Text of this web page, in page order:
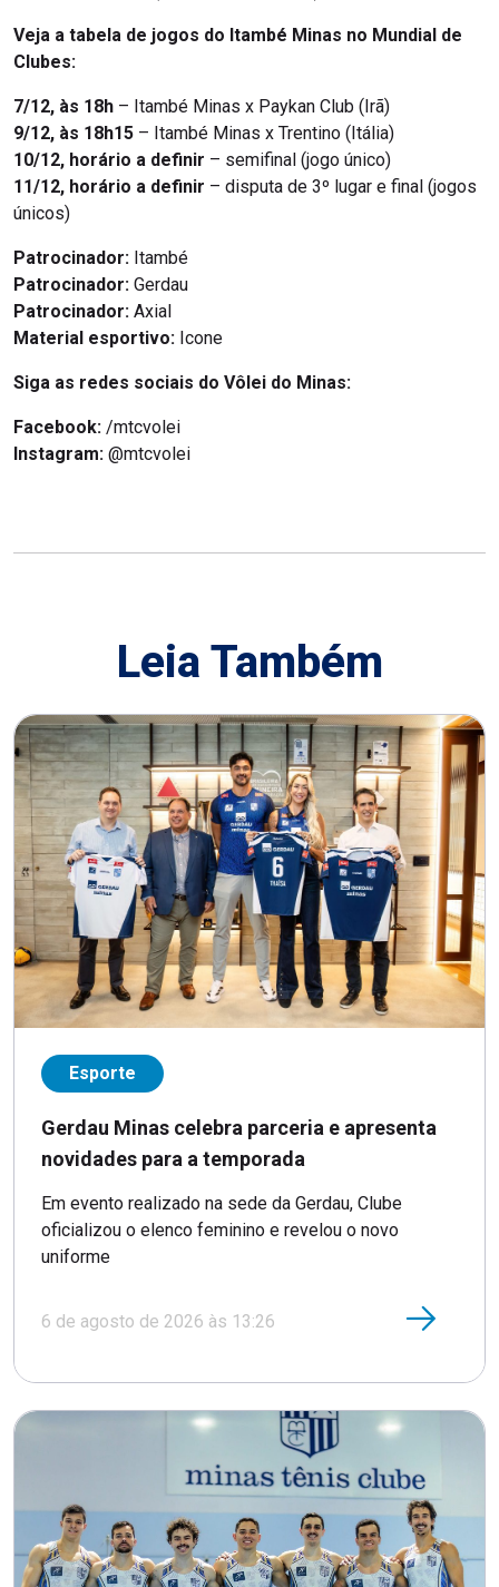
Veja a tabela de jogos do Itambé Minas no Mundial de
Clubes:
7/12, às 18h – Itambé Minas x Paykan Club (Irã)
9/12, às 18h15 – Itambé Minas x Trentino (Itália)
10/12, horário a definir – semifinal (jogo único)
11/12, horário a definir – disputa de 3º lugar e final (jogos
únicos)
Patrocinador: Itambé
Patrocinador: Gerdau
Patrocinador: Axial
Material esportivo: Icone
Siga as redes sociais do Vôlei do Minas:
Facebook: /mtcvolei
Instagram: @mtcvolei
Leia Também
Esporte
Gerdau Minas celebra parceria e apresenta
novidades para a temporada
Em evento realizado na sede da Gerdau, Clube
oficializou o elenco feminino e revelou o novo
uniforme
6 de agosto de 2026 às 13:26